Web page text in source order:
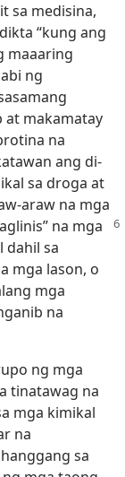
sa medisina,
“kung ang
maaaring
ng
at makamatay
na
ang di-
sa droga at
araw na mga
na mga
dahil sa
mga lason, o
mga
na
ng mga
tinatawag na
mga kimikal
na
sa